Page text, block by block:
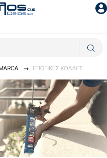
Είσοδος
Ξέχασες το password;
ΕΠΟΞΙΚΕΣ ΚΟΛΛΕΣ